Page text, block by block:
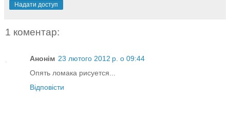
Надати доступ
1 коментар:
Анонім 23 лютого 2012 р. о 09:44
Опять ломака рисуется...
Відповісти